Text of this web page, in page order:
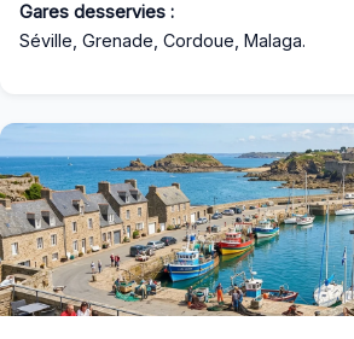
Gares desservies :
Séville, Grenade, Cordoue, Malaga.